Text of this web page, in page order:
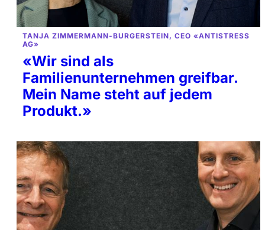
TANJA ZIMMERMANN-BURGERSTEIN, CEO «ANTISTRESS
AG»
«Wir sind als
Familienunternehmen greifbar.
Mein Name steht auf jedem
Produkt.»